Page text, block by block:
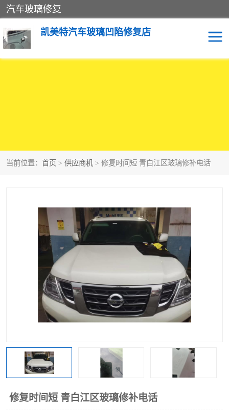
汽车玻璃修复
凯美特汽车玻璃凹陷修复店
当前位置： 首页 > 供应商机 > 修复时间短 青白江区玻璃修补电话
修复时间短 青白江区玻璃修补电话